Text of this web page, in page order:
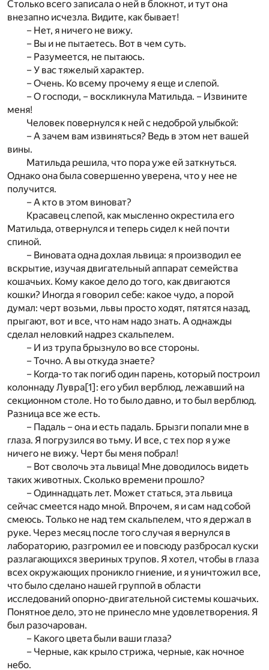
Столько всего записала о ней в блокнот, и тут она
внезапно исчезла. Видите, как бывает!
– Нет, я ничего не вижу.
– Вы и не пытаетесь. Вот в чем суть.
– Разумеется, не пытаюсь.
– У вас тяжелый характер.
– Очень. Ко всему прочему я еще и слепой.
– О господи, – воскликнула Матильда. – Извините
меня!
Человек повернулся к ней с недоброй улыбкой:
– А зачем вам извиняться? Ведь в этом нет вашей
вины.
Матильда решила, что пора уже ей заткнуться.
Однако она была совершенно уверена, что у нее не
получится.
– А кто в этом виноват?
Красавец слепой, как мысленно окрестила его
Матильда, отвернулся и теперь сидел к ней почти
спиной.
– Виновата одна дохлая львица: я производил ее
вскрытие, изучая двигательный аппарат семейства
кошачьих. Кому какое дело до того, как двигаются
кошки? Иногда я говорил себе: какое чудо, а порой
думал: черт возьми, львы просто ходят, пятятся назад,
прыгают, вот и все, что нам надо знать. А однажды
сделал неловкий надрез скальпелем.
– И из трупа брызнуло во все стороны.
– Точно. А вы откуда знаете?
– Когда-то так погиб один парень, который построил
колоннаду Лувра[1] : его убил верблюд, лежавший на
секционном столе. Но то было давно, и то был верблюд.
Разница все же есть.
– Падаль – она и есть падаль. Брызги попали мне в
глаза. Я погрузился во тьму. И все, с тех пор я уже
ничего не вижу. Черт бы меня побрал!
– Вот сволочь эта львица! Мне доводилось видеть
таких животных. Сколько времени прошло?
– Одиннадцать лет. Может статься, эта львица
сейчас смеется надо мной. Впрочем, я и сам над собой
смеюсь. Только не над тем скальпелем, что я держал в
руке. Через месяц после того случая я вернулся в
лабораторию, разгромил ее и повсюду разбросал куски
разлагающихся звериных трупов. Я хотел, чтобы в глаза
всех окружающих проникло гниение, и я уничтожил все,
что было сделано нашей группой в области
исследований опорно-двигательной системы кошачьих.
Понятное дело, это не принесло мне удовлетворения. Я
был разочарован.
– Какого цвета были ваши глаза?
– Черные, как крыло стрижа, черные, как ночное
небо.